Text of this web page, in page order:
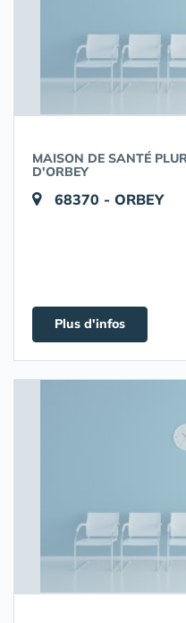
MAISON DE SANTÉ
D'ORBEY
68370 - ORBEY
Plus d'infos